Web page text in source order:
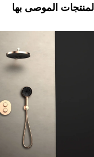
المنتجات الموصى بها